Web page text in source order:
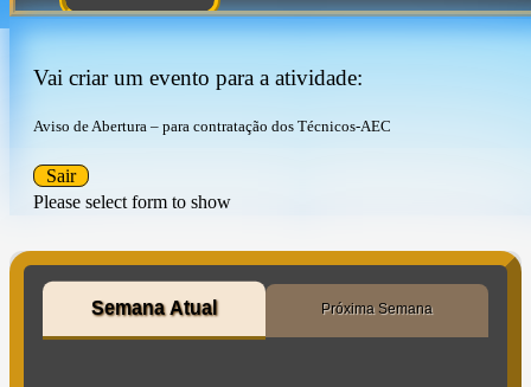
Vai criar um evento para a atividade:
Aviso de Abertura – para contratação dos Técnicos-AEC
Please select form to show
Sair
Semana Atual Próxima Semana